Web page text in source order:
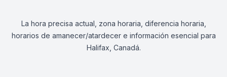
La hora precisa actual, zona horaria, diferencia horaria,
horarios de amanecer/atardecer e información esencial para
Halifax, Canadá.